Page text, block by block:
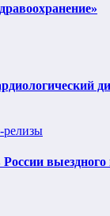
релизы